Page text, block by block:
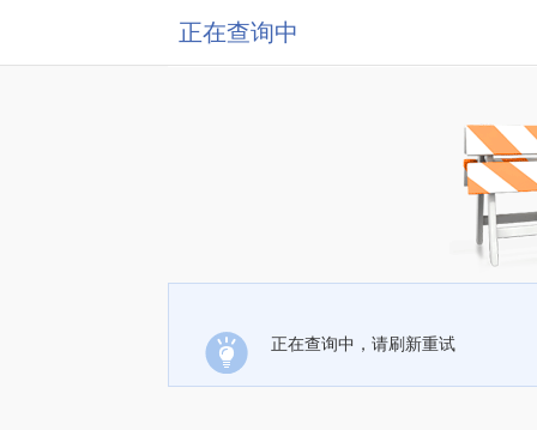
正在查询中
正在查询中，请刷新重试